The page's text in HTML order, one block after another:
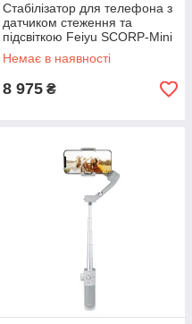
Стабілізатор для телефона з
датчиком стеження та
підсвіткою Feiyu SCORP-Mini
P SET
Немає в наявності
8 975 ₴